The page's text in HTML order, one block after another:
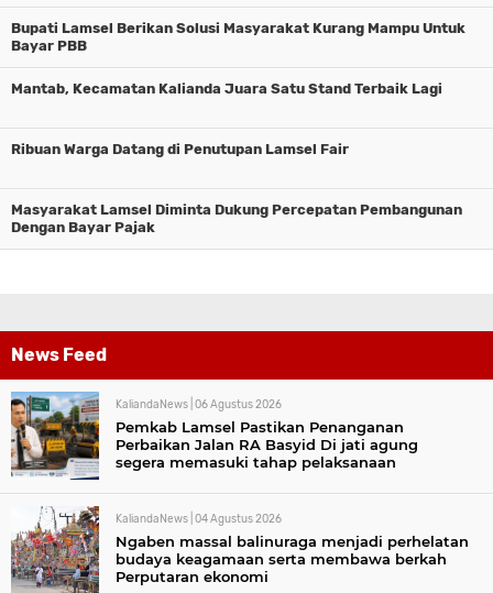
Bupati Lamsel Berikan Solusi Masyarakat Kurang Mampu Untuk
Bayar PBB
Mantab, Kecamatan Kalianda Juara Satu Stand Terbaik Lagi
Ribuan Warga Datang di Penutupan Lamsel Fair
Masyarakat Lamsel Diminta Dukung Percepatan Pembangunan
Dengan Bayar Pajak
News Feed
KaliandaNews | 06 Agustus 2026
Pemkab Lamsel Pastikan Penanganan
Perbaikan Jalan RA Basyid Di jati agung
segera memasuki tahap pelaksanaan
KaliandaNews | 04 Agustus 2026
Ngaben massal balinuraga menjadi perhelatan
budaya keagamaan serta membawa berkah
Perputaran ekonomi